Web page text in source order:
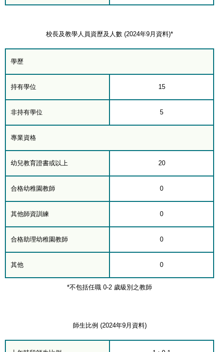
校長及教學人員資歷及人數 (2024年9月資料)*
學歷
持有學位 15
非持有學位 5
專業資格
幼兒教育證書或以上 20
合格幼稚園教師 0
其他師資訓練 0
合格助理幼稚園教師 0
其他 0
*不包括任職 0-2 歲級別之教師
師生比例 (2024年9月資料)